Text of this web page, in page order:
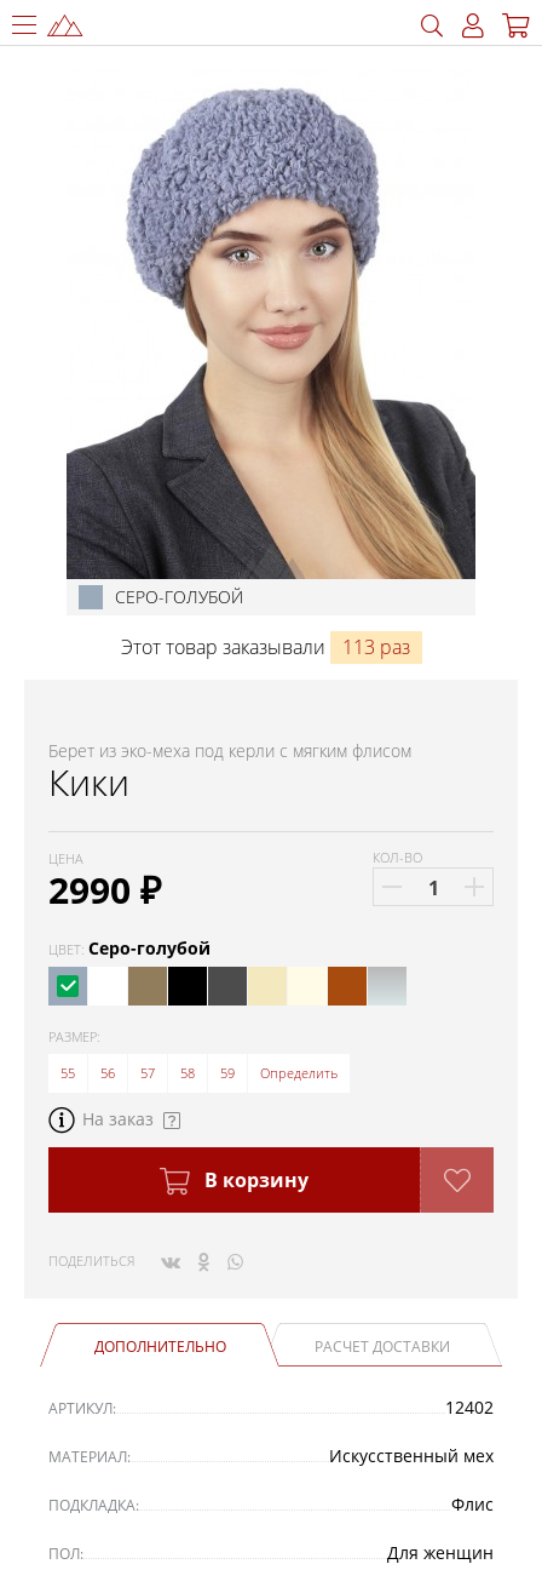
СЕРО-ГОЛУБОЙ
Этот товар заказывали 113 раз
Берет из эко-меха под керли с мягким флисом
Кики
ЦЕНА
2990 ₽
КОЛ-ВО
ЦВЕТ: Серо-голубой
РАЗМЕР:
55
56 57 58 59 Определить
На заказ
В корзину
ПОДЕЛИТЬСЯ
ДОПОЛНИТЕЛЬНО РАСЧЕТ ДОСТАВКИ
АРТИКУЛ: 12402
МАТЕРИАЛ: Искусственный мех
ПОДКЛАДКА: Флис
ПОЛ: Для женщин